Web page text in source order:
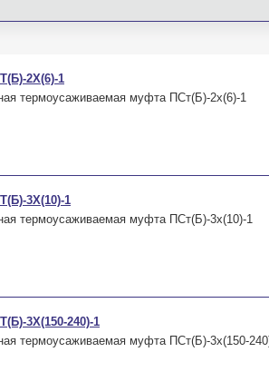
2Х(6)-1
термоусаживаемая муфта ПСт(Б)-2х(6)-1
3Х(10)-1
термоусаживаемая муфта ПСт(Б)-3х(10)-1
3Х(150-240)-1
термоусаживаемая муфта ПСт(Б)-3х(150-